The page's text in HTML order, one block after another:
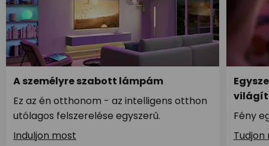
A személyre szabott lámpám
Ez az én otthonom - az intelligens otthon
utólagos felszerelése egyszerű.
Induljon most
Fény